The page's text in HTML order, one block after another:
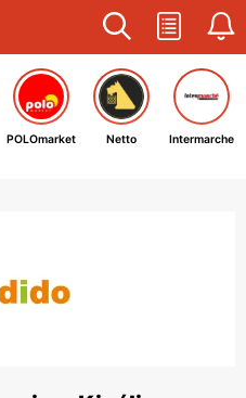
POLOmarket Netto Intermarche